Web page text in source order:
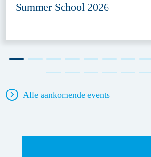
Summer School 2026
Alle aankomende events